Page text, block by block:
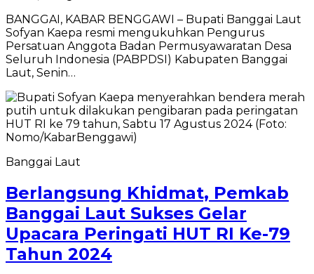
BANGGAI, KABAR BENGGAWI – Bupati Banggai Laut
Sofyan Kaepa resmi mengukuhkan Pengurus
Persatuan Anggota Badan Permusyawaratan Desa
Seluruh Indonesia (PABPDSI) Kabupaten Banggai
Laut, Senin…
Banggai Laut
Berlangsung Khidmat, Pemkab
Banggai Laut Sukses Gelar
Upacara Peringati HUT RI Ke-79
Tahun 2024